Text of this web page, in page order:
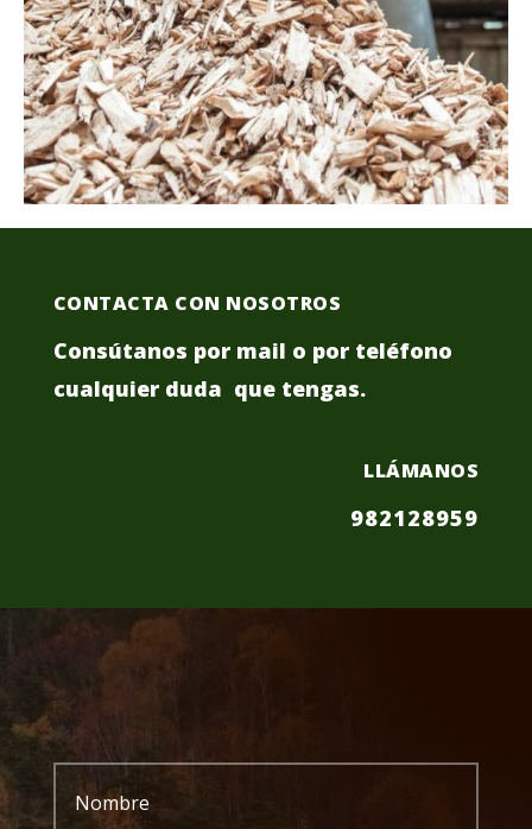
CONTACTA CON NOSOTROS
Consútanos por mail o por teléfono
cualquier duda que tengas.
LLÁMANOS
982128959